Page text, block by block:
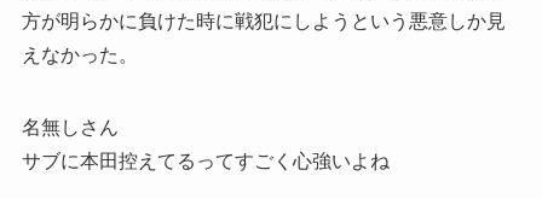
方が明らかに負けた時に戦犯にしようという悪意しか見
えなかった。
名無しさん
サブに本田控えてるってすごく心強いよね